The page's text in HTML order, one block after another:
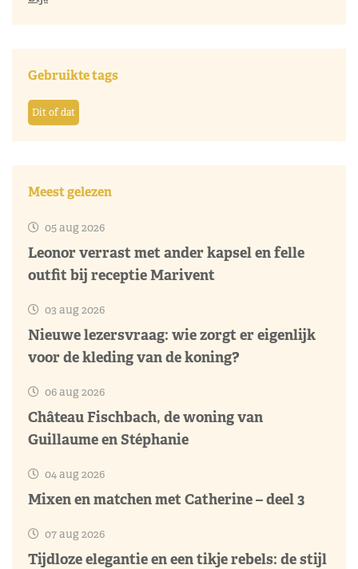
Gebruikte tags
Dit of dat
Meest gelezen
05 aug 2026
Leonor verrast met ander kapsel en felle
outfit bij receptie Marivent
03 aug 2026
Nieuwe lezersvraag: wie zorgt er eigenlijk
voor de kleding van de koning?
06 aug 2026
Château Fischbach, de woning van
Guillaume en Stéphanie
04 aug 2026
Mixen en matchen met Catherine – deel 3
07 aug 2026
Tijdloze elegantie en een tikje rebels: de stijl